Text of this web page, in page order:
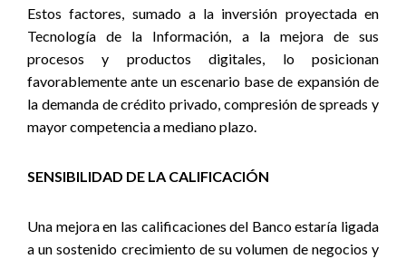
Estos factores, sumado a la inversión proyectada en
Tecnología de la Información, a la mejora de sus
procesos y productos digitales, lo posicionan
favorablemente ante un escenario base de expansión de
la demanda de crédito privado, compresión de spreads y
mayor competencia a mediano plazo.
SENSIBILIDAD DE LA CALIFICACIÓN
Una mejora en las calificaciones del Banco estaría ligada
a un sostenido crecimiento de su volumen de negocios y